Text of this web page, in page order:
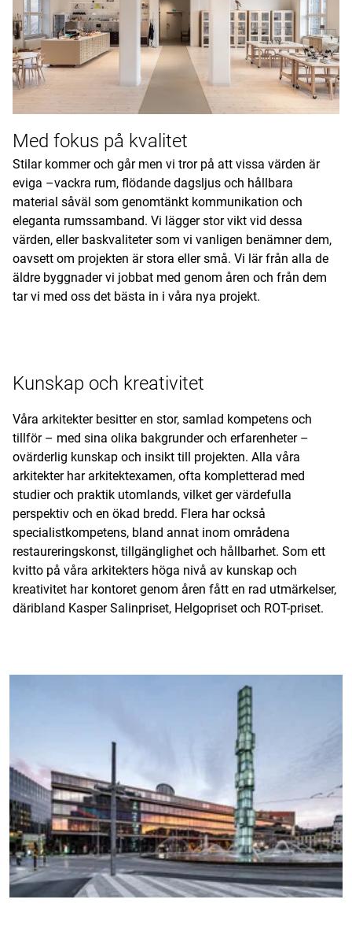
Med fokus på kvalitet
Stilar kommer och går men vi tror på att vissa värden är
eviga –vackra rum, flödande dagsljus och hållbara
material såväl som genomtänkt kommunikation och
eleganta rumssamband. Vi lägger stor vikt vid dessa
värden, eller baskvaliteter som vi vanligen benämner dem,
oavsett om projekten är stora eller små. Vi lär från alla de
äldre byggnader vi jobbat med genom åren och från dem
tar vi med oss det bästa in i våra nya projekt.
Kunskap och kreativitet
Våra arkitekter besitter en stor, samlad kompetens och
tillför – med sina olika bakgrunder och erfarenheter –
ovärderlig kunskap och insikt till projekten. Alla våra
arkitekter har arkitektexamen, ofta kompletterad med
studier och praktik utomlands, vilket ger värdefulla
perspektiv och en ökad bredd. Flera har också
specialistkompetens, bland annat inom områdena
restaureringskonst, tillgänglighet och hållbarhet. Som ett
kvitto på våra arkitekters höga nivå av kunskap och
kreativitet har kontoret genom åren fått en rad utmärkelser,
däribland Kasper Salinpriset, Helgopriset och ROT-priset.